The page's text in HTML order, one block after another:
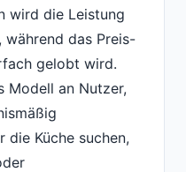
wird die Leistung
das Preis-
gelobt wird.
Modell an Nutzer,
Küche suchen,